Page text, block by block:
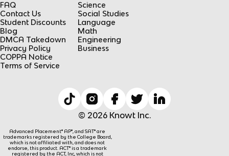
FAQ
Contact Us
Student Discounts
Blog
DMCA Takedown
Privacy Policy
COPPA Notice
Terms of Service
Science
Social Studies
Language
Math
Engineering
Business
© 2026 Knowt Inc.
Advanced Placement® AP®, and SAT® are
trademarks registered by the College Board,
which is not affiliated with, and does not
endorse, this product. ACT® is a trademark
registered by the ACT, Inc, which is not